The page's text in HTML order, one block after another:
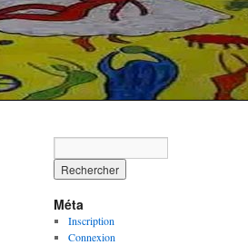
Méta
Inscription
Connexion